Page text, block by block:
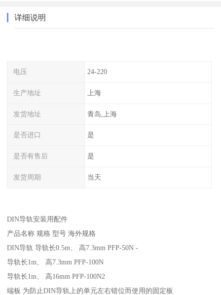
详细说明
电压 24-220
生产地址 上海
发货地址 青岛,上海
是否进口 是
是否有售后 是
发货周期 当天
DIN导轨安装用配件
产品名称 规格 型号 海外规格
DIN导轨 导轨长0.5m、 高7.3mm PFP-50N -
导轨长1m、 高7.3mm PFP-100N
导轨长1m、 高16mm PFP-100N2
端板 为防止DIN导轨上的单元左右错位而使用的固定板